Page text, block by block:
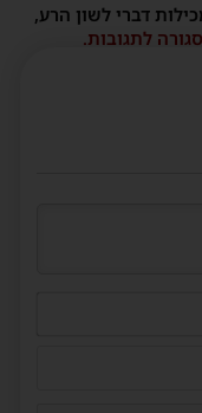
דברי לשון הרע,
לתגובות.